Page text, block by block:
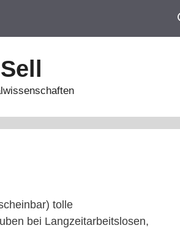
tolle
bei Langzeitarbeitslosen,